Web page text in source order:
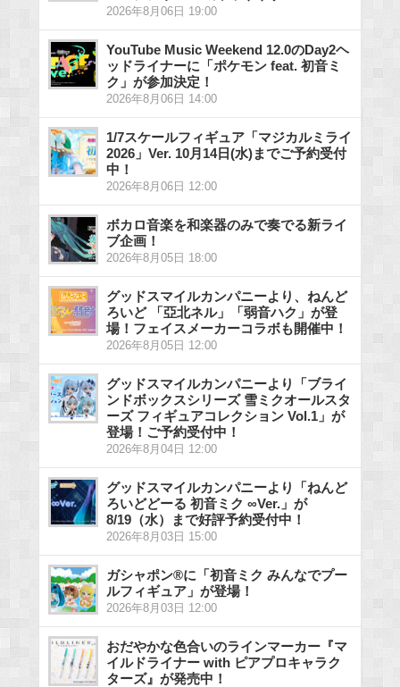
2026年8月06日 19:00
YouTube Music Weekend 12.0のDay2ヘ
ッドライナーに「ポケモン feat. 初音ミ
ク」が参加決定！
2026年8月06日 14:00
1/7スケールフィギュア「マジカルミライ
2026」Ver. 10月14日(水)までご予約受付
中！
2026年8月06日 12:00
ボカロ音楽を和楽器のみで奏でる新ライ
ブ企画！
2026年8月05日 18:00
グッドスマイルカンパニーより、ねんど
ろいど 「亞北ネル」「弱音ハク」が登
場！フェイスメーカーコラボも開催中！
2026年8月05日 12:00
グッドスマイルカンパニーより「ブライ
ンドボックスシリーズ 雪ミクオールスタ
ーズ フィギュアコレクション Vol.1」が
登場！ご予約受付中！
2026年8月04日 12:00
グッドスマイルカンパニーより「ねんど
ろいどどーる 初音ミク ∞Ver.」が
8/19（水）まで好評予約受付中！
2026年8月03日 15:00
ガシャポン®に「初音ミク みんなでプー
ルフィギュア」が登場！
2026年8月03日 12:00
おだやかな色合いのラインマーカー『マ
イルドライナー with ピアプロキャラク
ターズ』が発売中！